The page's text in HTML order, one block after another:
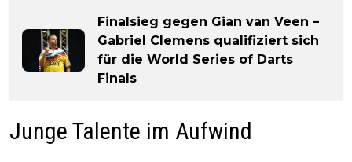
Finalsieg gegen Gian van Veen –
Gabriel Clemens qualifiziert sich
für die World Series of Darts
Finals
Junge Talente im Aufwind